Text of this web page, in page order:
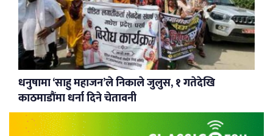
धनुषामा ‘साहु महाजन’ले निकाले जुलुस, १ गतेदेखि
काठमाडौंमा धर्ना दिने चेतावनी